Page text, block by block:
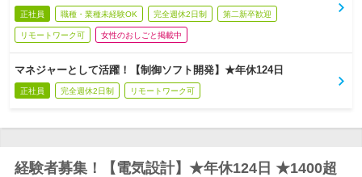
正社員 職種・業種未経験OK 完全週休2日制 第二新卒歓迎
リモートワーク可 女性のおしごと掲載中
マネジャーとして活躍！【制御ソフト開発】★年休124日
正社員 完全週休2日制 リモートワーク可
経験者募集！【電気設計】★年休124日 ★1400超